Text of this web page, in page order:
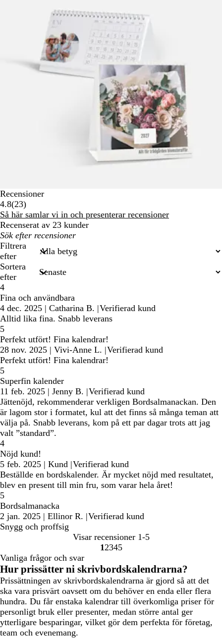
Recensioner
4.8(2323
recensioner
)
Så här samlar vi in och presenterar recensioner
Recenserat av 23 kunder
Mina
inmatade
sökningar
Filtrera
efter
Sortera
efter
4
Fina och användbara
4 dec. 2025 | Catharina B. |Verifierad kund
Alltid lika fina. Snabb leverans
5
Perfekt utfört! Fina kalendrar!
28 nov. 2025 | Vivi-Anne L. |Verifierad kund
Perfekt utfört! Fina kalendrar!
5
Superfin kalender
11 feb. 2025 | Jenny B. |Verifierad kund
Jättenöjd, rekommenderar verkligen Bordsalmanackan. Den
är lagom stor i formatet, kul att det finns så många teman att
välja på. Snabb leverans, kom på ett par dagar trots att jag
valt ”standard”.
4
Nöjd kund!
5 feb. 2025 | Kund |Verifierad kund
Beställde en bordskalender. Är mycket nöjd med resultatet,
blev en present till min fru, som varar hela året!
5
Bordsalmanacka
2 jan. 2025 | Ellinor R. |Verifierad kund
Snygg och proffsig
Visar recensioner 1-5
Gå
sidan
1 Gå
sidan
2Gå
sidan
3Gå
sidan
4Gå
sidan
5
Vanliga frågor och svar
Hur prissätter ni skrivbordskalendrarna?
Prissättningen av skrivbordskalendrarna är gjord så att det
ska vara prisvärt oavsett om du behöver en enda eller flera
hundra. Du får enstaka kalendrar till överkomliga priser för
personligt bruk eller presenter, medan större antal ger
ytterligare besparingar, vilket gör dem perfekta för företag,
team och evenemang.